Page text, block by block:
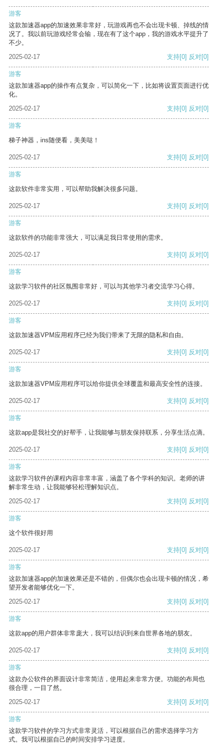
游客
这款加速器app的加速效果非常好，玩游戏再也不会出现卡顿、掉线的情
况了。我以前玩游戏经常会输，现在有了这个app，我的游戏水平提升了
不少。
2025-02-17
支持[0] 反对[0]
游客
这款加速器app的操作有点复杂，可以简化一下，比如将设置页面进行优
化。
2025-02-17
支持[0] 反对[0]
游客
梯子神器，ins随便看，美美哒！
2025-02-17 支持[0] 反对[0]
游客
这款软件非常实用，可以帮助我解决很多问题。
2025-02-17 支持[0] 反对[0]
游客
这款软件的功能非常强大，可以满足我日常使用的需求。
2025-02-17 支持[0] 反对[0]
游客
这款学习软件的社区氛围非常好，可以与其他学习者交流学习心得。
2025-02-17 支持[0] 反对[0]
游客
这款加速器VPM应用程序已经为我们带来了无限的隐私和自由。
2025-02-17 支持[0] 反对[0]
游客
这款加速器VPM应用程序可以给你提供全球覆盖和最高安全性的连接。
2025-02-17 支持[0] 反对[0]
游客
这款app是我社交的好帮手，让我能够与朋友保持联系，分享生活点滴。
2025-02-17 支持[0] 反对[0]
游客
这款学习软件的课程内容非常丰富，涵盖了各个学科的知识。老师的讲
解非常生动，让我能够轻松理解知识点。
2025-02-17
支持[0] 反对[0]
游客
这个软件很好用
2025-02-17 支持[0] 反对[0]
游客
这款加速器app的加速效果还是不错的，但偶尔也会出现卡顿的情况，希
望开发者能够优化一下。
2025-02-17
支持[0] 反对[0]
游客
这款app的用户群体非常庞大，我可以结识到来自世界各地的朋友。
2025-02-17 支持[0] 反对[0]
游客
这款办公软件的界面设计非常简洁，使用起来非常方便。功能的布局也
很合理，一目了然。
2025-02-17
支持[0] 反对[0]
游客
这款学习软件的学习方式非常灵活，可以根据自己的需求选择学习方
式。我可以根据自己的时间安排学习进度。